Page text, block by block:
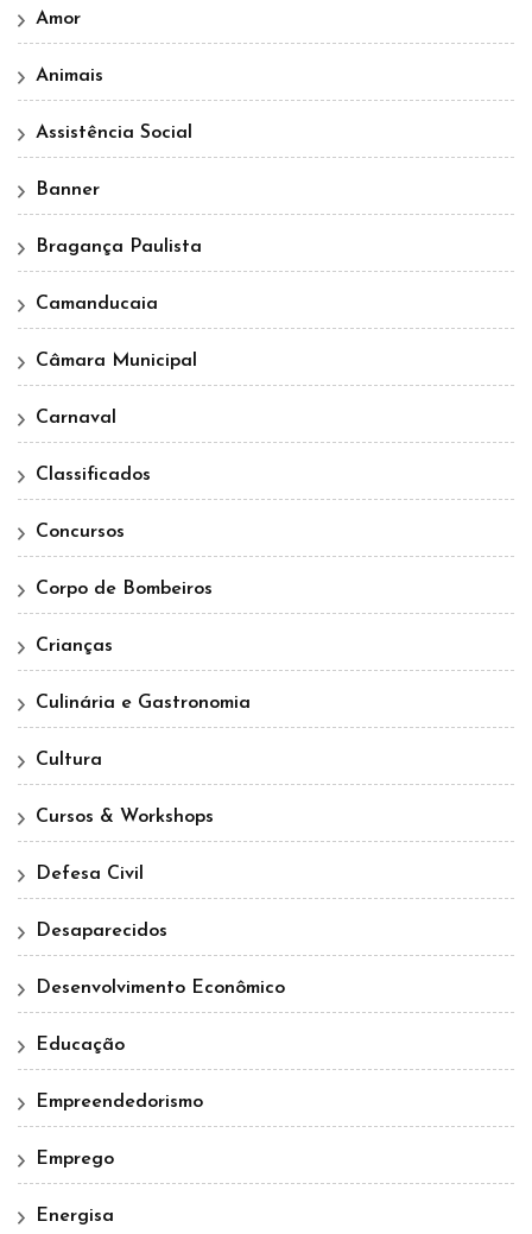
Amor
Animais
Assistência Social
Banner
Bragança Paulista
Camanducaia
Câmara Municipal
Carnaval
Classificados
Concursos
Corpo de Bombeiros
Crianças
Culinária e Gastronomia
Cultura
Cursos & Workshops
Defesa Civil
Desaparecidos
Desenvolvimento Econômico
Educação
Empreendedorismo
Emprego
Energisa